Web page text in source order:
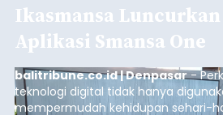
Ikasmansa Luncurkan
Aplikasi Smansa One
balitribune.co.id | Denpasar-
teknologi digital tidak hanya
mempermudah kehidupan sehari-